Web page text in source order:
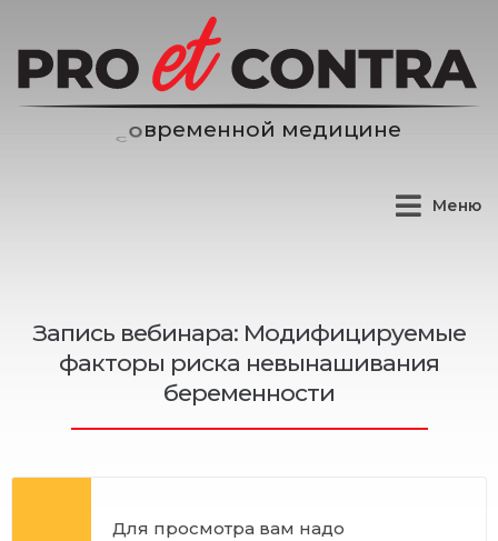
р еменной медицине
Меню
Запись вебинара: Модифицируемые
факторы риска невынашивания
беременности
Для просмотра вам надо